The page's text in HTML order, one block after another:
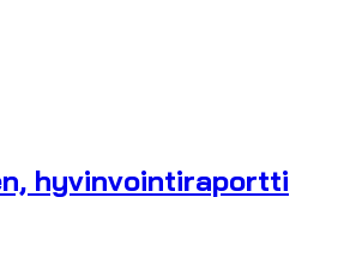
hyvinvointiraportti